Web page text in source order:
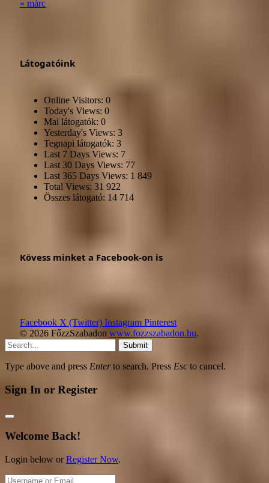
« márc
Látogatóink
Online Visitors: 0
Today's Views: 0
Mai látogatók: 0
Yesterday's Views: 3
Tegnapi látogatók: 3
Last 7 Days Views: 7
Last 30 Days Views: 77
Last 365 Days Views: 1 849
Total Views: 31 922
Összes látogató: 14 714
Kövess minket a Facebook-on is
Facebook X (Twitter) Instagram Pinterest
© 2026 FőzzSzabadon www.fozzszabadon.hu.
Submit
Type above and press Enterto search. Press Esc to cancel.
Sign In or Register
Welcome Back!
Login below orRegister Now.